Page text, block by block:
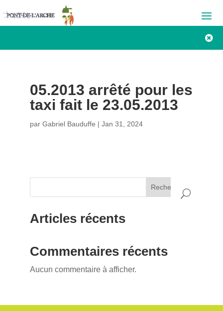

05.2013 arrêté pour les
taxi fait le 23.05.2013
par Gabriel Bauduffe | Jan 31, 2024
Rechercher
Articles récents
Commentaires récents
Aucun commentaire à afficher.